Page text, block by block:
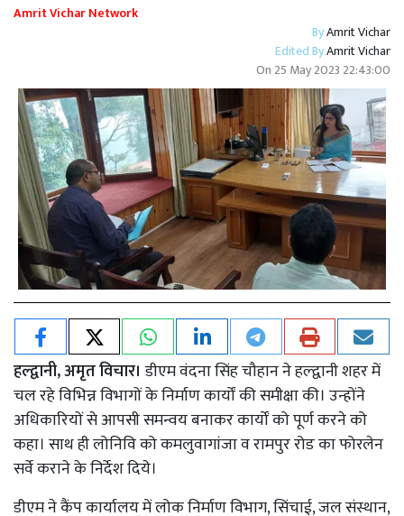
Amrit Vichar Network
ByAmrit Vichar
Edited ByAmrit Vichar
On 25 May 2023 22:43:00
हल्द्वानी, अमृत विचार। डीएम वंदना सिंह चौहान ने हल्द्वानी शहर में
चल रहे विभिन्न विभागों के निर्माण कार्यों की समीक्षा की। उन्होंने
अधिकारियों से आपसी समन्वय बनाकर कार्यों को पूर्ण करने को
कहा। साथ ही लोनिवि को कमलुवागांजा व रामपुर रोड का फोरलेन
सर्वे कराने के निर्देश दिये।
डीएम ने कैंप कार्यालय में लोक निर्माण विभाग, सिंचाई, जल संस्थान,